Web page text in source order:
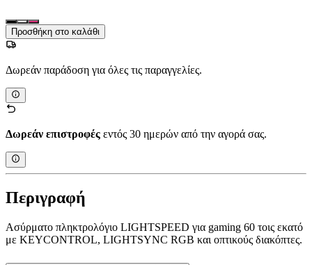
Προσθήκη στο καλάθι
Δωρεάν παράδοση για όλες τις παραγγελίες.
Δωρεάν επιστροφές εντός 30 ημερών από την αγορά σας.
Περιγραφή
Ασύρματο πληκτρολόγιο LIGHTSPEED για gaming 60 τοις εκατό
με KEYCONTROL, LIGHTSYNC RGB και οπτικούς διακόπτες.